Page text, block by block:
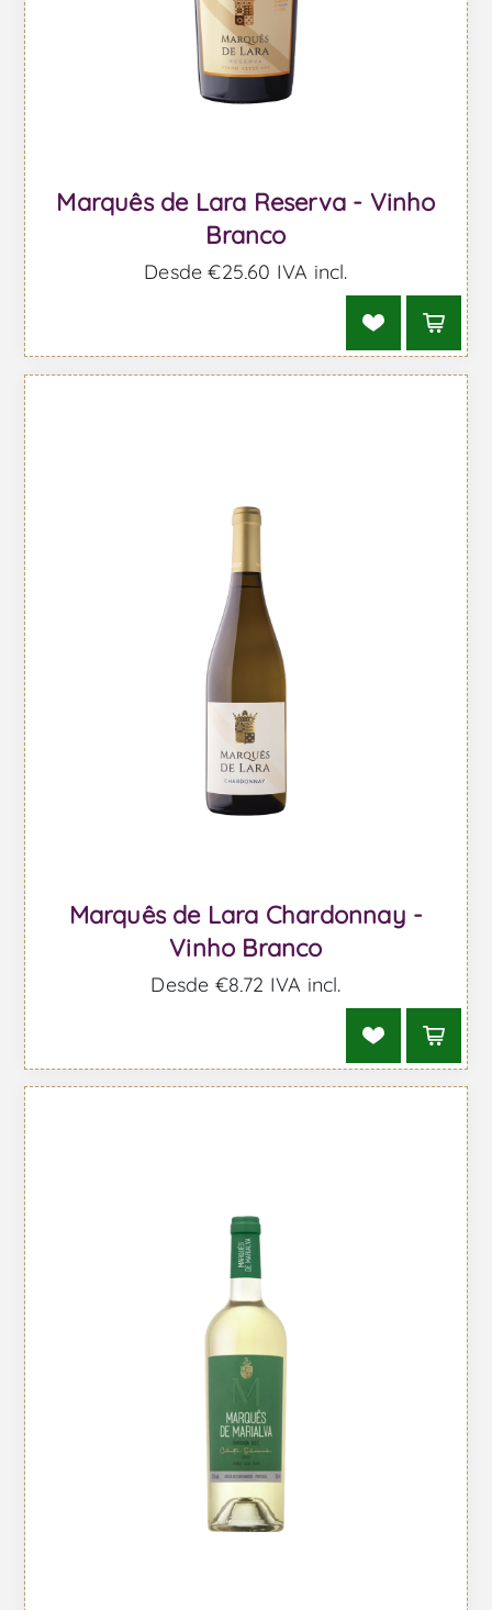
Marquês de Lara Reserva - Vinho
Branco
Desde €25,60 IVA incl.
Marquês de Lara Chardonnay -
Vinho Branco
Desde €8,72 IVA incl.